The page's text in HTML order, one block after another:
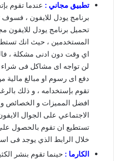
تطبيق مجاني : عندما تقوم
برنامج يودل للايفون ،
تحميل برنامج يودل للايفون
المستخدمين ، حيث انك
اي وقت دون ادنى مشكلة ،
لن تواجه اى مشاكل فى شراء
دفع اى رسوم او مبالغ
تقوم بإستخدامه ، و ذلك
افضل المميزات و الخصائص و
الاجتماعي على الجوال
تستطيع ان تقوم بالحصول
خلال الرابط الذي يوجد فى
الكارما : حينما تقوم بنشر